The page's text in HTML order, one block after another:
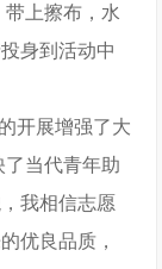
上擦布，水
身到活动中
开展增强了大
当代青年助
我相信志愿
优良品质，